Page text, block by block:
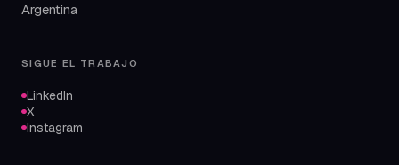
Argentina
SIGUE EL TRABAJO
LinkedIn
X
Instagram